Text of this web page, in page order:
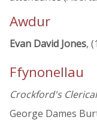
Awdur
Evan David Jones,
Ffynonellau
Crockford's
George Dames